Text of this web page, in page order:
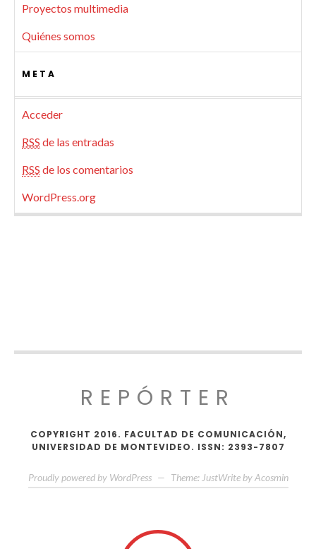
Proyectos multimedia
Quiénes somos
META
Acceder
RSS de las entradas
RSS de los comentarios
WordPress.org
REPÓRTER
COPYRIGHT 2016. FACULTAD DE COMUNICACIÓN,
UNIVERSIDAD DE MONTEVIDEO. ISSN: 2393-7807
Proudly powered by WordPress — Theme: JustWrite by Acosmin